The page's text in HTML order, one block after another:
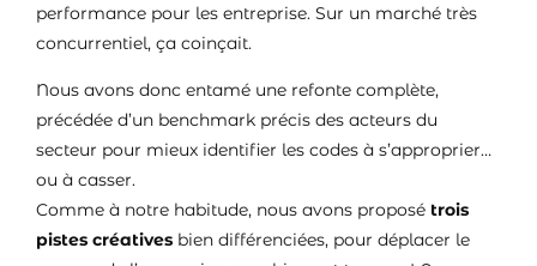
performance pour les entreprise. Sur un marché très
concurrentiel, ça coinçait.
Nous avons donc entamé une refonte complète,
précédée d’un benchmark précis des acteurs du
secteur pour mieux identifier les codes à s’approprier…
ou à casser.
Comme à notre habitude, nous avons proposé trois
pistes créatives bien différenciées, pour déplacer le